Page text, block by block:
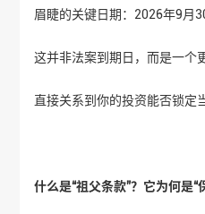
眉睫的关键日期：2026年9月
这并非法案到期日，而是一个
直接关系到你的投资能否锁定
什么是“祖父条款”？它为何是“